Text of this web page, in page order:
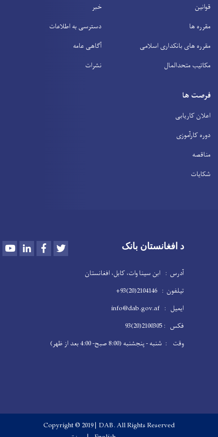
قوانین
مقرره ها
مقرره های بانکداری اسلامی
مکاتیب متحدالمال
خبر
دسترسی به اطلاعات
آگاهی عامه
نشرات
فرصت ها
اعلان کاریابی
دوره کارآموزی
مناقصه
شکایات
د افغانستان بانک YoutubeLinkedInFacebook
آدرس : ابن سینا وات، کابل، افغانستان
تیلفون : 2104146(20)93+
ایمیل : info@dab.gov.af
فکس : 2100305(20)93
وقت : شنبه - پنجشنبه (8:00 صبح- 4:00 بعد از ظهر)
Copyright © 2019 | DAB. All Rights Reserved